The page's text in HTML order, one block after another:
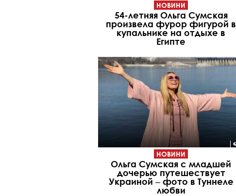
НОВИНИ
54-летняя Ольга Сумская
произвела фурор фигурой в
купальнике на отдыхе в
Египте
НОВИНИ
Ольга Сумская с младшей
дочерью путешествует
Украиной ‒ фото в Туннеле
любви